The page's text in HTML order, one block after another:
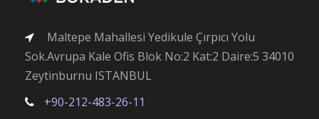
Maltepe Mahallesi Yedikule Çırpıcı Yolu
Sok.Avrupa Kale Ofis Blok No:2 Kat:2 Daire:5 34010
Zeytinburnu ISTANBUL
+90-212-483-26-11